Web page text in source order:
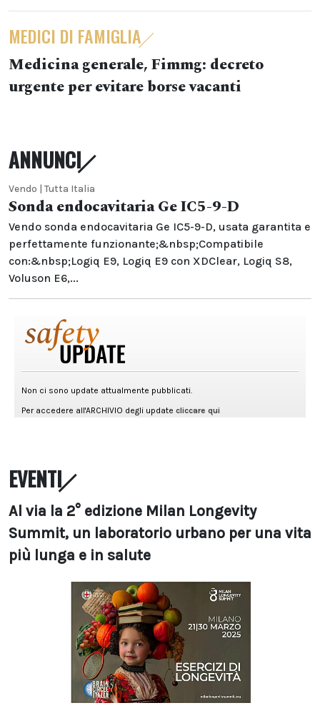
MEDICI DI FAMIGLIA
Medicina generale, Fimmg: decreto
urgente per evitare borse vacanti
ANNUNCI
Vendo | Tutta Italia
Sonda endocavitaria Ge IC5-9-D
Vendo sonda endocavitaria Ge IC5-9-D, usata garantita e
perfettamente funzionante;&nbsp;Compatibile
con:&nbsp;Logiq E9, Logiq E9 con XDClear, Logiq S8,
Voluson E6,...
EVENTI
Al via la 2° edizione Milan Longevity
Summit, un laboratorio urbano per una vita
più lunga e in salute